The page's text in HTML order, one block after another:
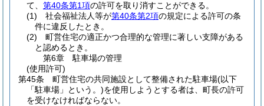
て、 第40条第1項の許可を取り消すことができる。
(1)
社会福祉法人等が第40条第2項の規定による許可の条
件に違反したとき。
(2)
町営住宅の適正かつ合理的な管理に著しい支障がある
と認めるとき。
第6章
駐車場の管理
(使用許可)
第45条
町営住宅の共同施設として整備された駐車場(以下
「駐車場」という。)を使用しようとする者は、町長の許可
を受けなければならない。